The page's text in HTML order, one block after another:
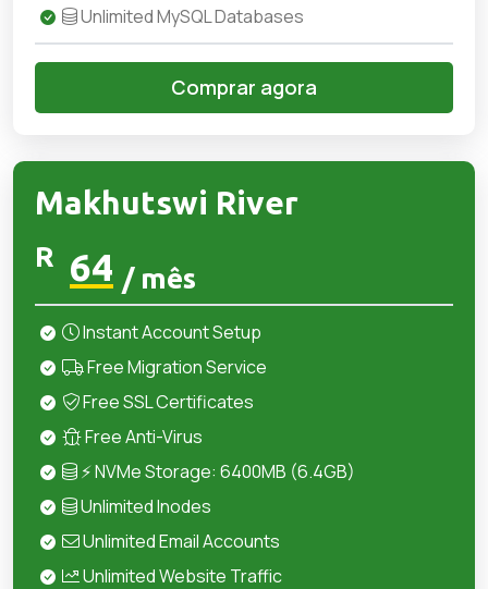
Unlimited MySQL Databases
Comprar agora
Makhutswi River
R 64 / mês
Instant Account Setup
Free Migration Service
Free SSL Certificates
Free Anti-Virus
⚡ NVMe Storage: 6400MB (6.4GB)
Unlimited Inodes
Unlimited Email Accounts
Unlimited Website Traffic